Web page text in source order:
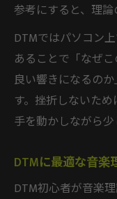
参考にすると、理論
DTMではパソコン
あることで「なぜ
良い響きになるの
す。挫折しないた
手を動かしながら
DTMに最適な音楽
DTM初心者が音楽